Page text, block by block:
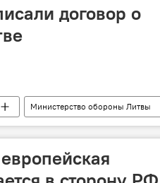
договор о
Министерство обороны Литвы